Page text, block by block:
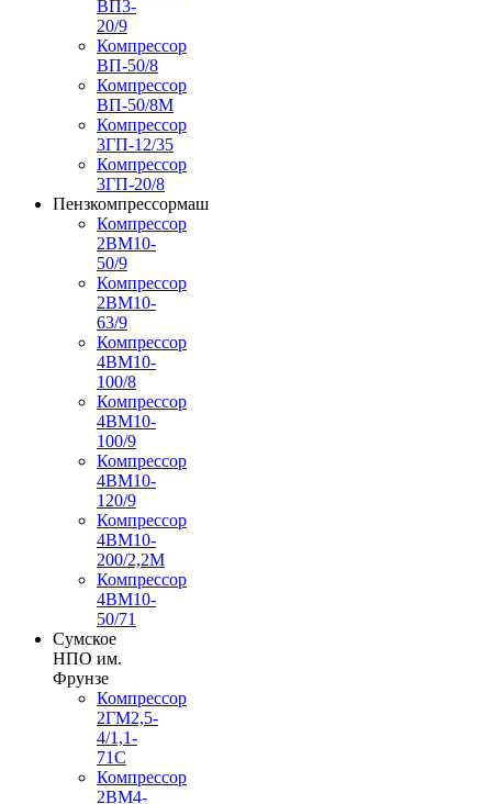
ВП3-
20/9
Компрессор
ВП-50/8
Компрессор
ВП-50/8М
Компрессор
3ГП-12/35
Компрессор
3ГП-20/8
Пензкомпрессормаш
Компрессор
2ВМ10-
50/9
Компрессор
2ВМ10-
63/9
Компрессор
4ВМ10-
100/8
Компрессор
4ВМ10-
100/9
Компрессор
4ВМ10-
120/9
Компрессор
4ВМ10-
200/2,2М
Компрессор
4ВМ10-
50/71
Сумское
НПО им.
Фрунзе
Компрессор
2ГМ2,5-
4/1,1-
71С
Компрессор
2ВМ4-